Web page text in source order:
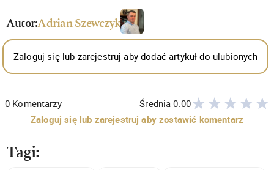
Autor:Adrian Szewczyk
Zaloguj się lub zarejestruj aby dodać artykuł do ulubionych
0 Komentarzy Średnia0.00
Zaloguj się lub zarejestruj aby zostawić komentarz
Tagi: